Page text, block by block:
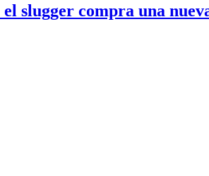
slugger compra una